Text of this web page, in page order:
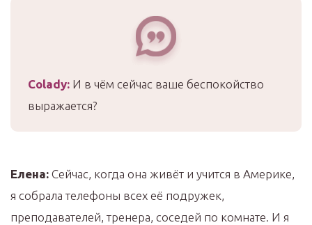
Colady: И в чём сейчас ваше беспокойство
выражается?
Елена: Сейчас, когда она живёт и учится в Америке,
я собрала телефоны всех её подружек,
преподавателей, тренера, соседей по комнате. И я